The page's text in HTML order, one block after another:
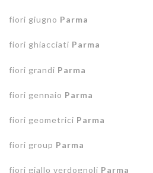
fiori giugno Parma
fiori ghiacciati Parma
fiori grandi Parma
fiori gennaio Parma
fiori geometrici Parma
fiori group Parma
fiori giallo verdognoli Parma